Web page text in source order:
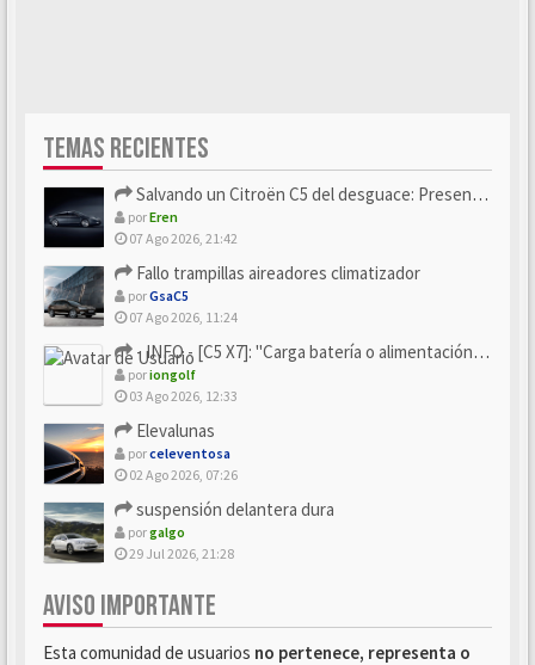
TEMAS RECIENTES
Salvando un Citroën C5 del desguace: Presentación y seguimiento
porEren
07 Ago 2026, 21:42
Fallo trampillas aireadores climatizador
porGsaC5
07 Ago 2026, 11:24
- INFO - [C5 X7]: "Carga batería o alimentación eléctri...
poriongolf
03 Ago 2026, 12:33
Elevalunas
porceleventosa
02 Ago 2026, 07:26
suspensión delantera dura
porgalgo
29 Jul 2026, 21:28
AVISO IMPORTANTE
Esta comunidad de usuarios no pertenece, representa o